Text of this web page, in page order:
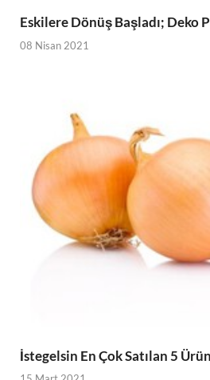
Eskilere Dönüş Başladı; Deko
08 Nisan 2021
İstegelsin En Çok Satılan 5 Ürün